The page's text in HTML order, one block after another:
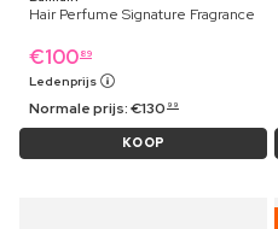
Hair Perfume Signature Fragrance
€100 89
Ledenprijs
Normale prijs:€130 99
KOOP